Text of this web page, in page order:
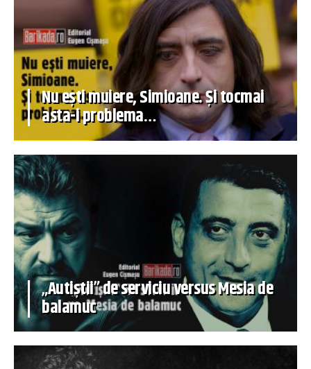
Nu ești muiere, Simioane. Și tocmai
asta-i problema…
„Autiștii” de serviciu versus Mesia de
balamuc